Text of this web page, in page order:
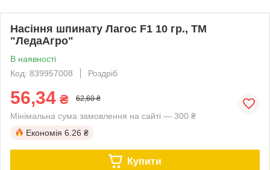
Насіння шпинату Лагос F1 10 гр., ТМ
"ЛедаАгро"
В наявності
Код: 839957008
Роздріб
56,34 ₴ 62,60 ₴
Мінімальна сума замовлення на сайті — 300 ₴
Економія 6.26 ₴
Купити